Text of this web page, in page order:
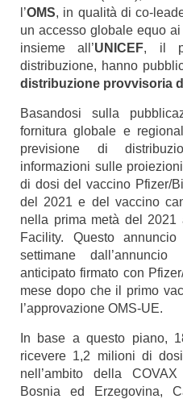
l’OMS, in qualità di co-
un accesso globale equo ai
insieme all’UNICEF, il
distribuzione, hanno
distribuzione provvisoria
Basandosi sulla
fornitura globale e
previsione di
informazioni sulle
di dosi del vaccino Pfizer/
del 2021 e del vaccino
nella prima metà del 2021
Facility. Questo
settimane
anticipato firmato con
mese dopo che il primo
l’approvazione OMS-UE.
In base a questo piano,
ricevere 1,2 milioni di
nell’ambito della
Bosnia ed Erzegovina,